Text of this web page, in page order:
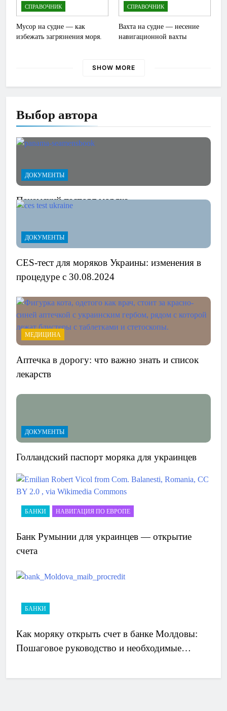
СПРАВОЧНИК
Мусор на судне — как
избежать загрязнения моря.
СПРАВОЧНИК
Вахта на судне — несение
навигационной вахты
SHOW MORE
Выбор автора
ДОКУМЕНТЫ
Панамский паспорт моряка
ДОКУМЕНТЫ
CES-тест для моряков Украины: изменения в
процедуре с 30.08.2024
МЕДИЦИНА
Аптечка в дорогу: что важно знать и список
лекарств
ДОКУМЕНТЫ
Голландский паспорт моряка для украинцев
БАНКИ НАВИГАЦИЯ ПО ЕВРОПЕ
Банк Румынии для украинцев — открытие
счета
БАНКИ
Как моряку открыть счет в банке Молдовы:
Пошаговое руководство и необходимые